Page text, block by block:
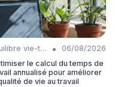
Équilibre vie-travail •
06/08/2026
le calcul du temps de
annualisé pour améliorer
de vie au travail